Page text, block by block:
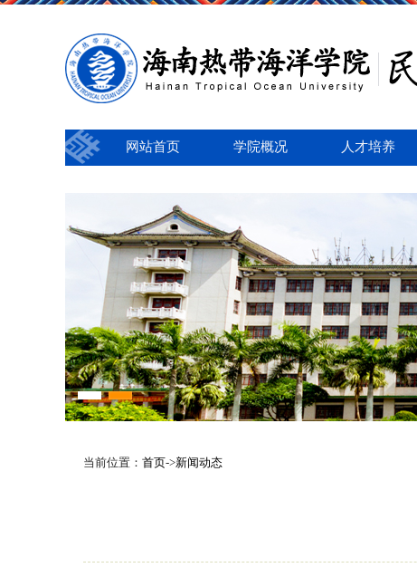
网站首页 学院概况 人才培养
当前位置： 首页->新闻动态